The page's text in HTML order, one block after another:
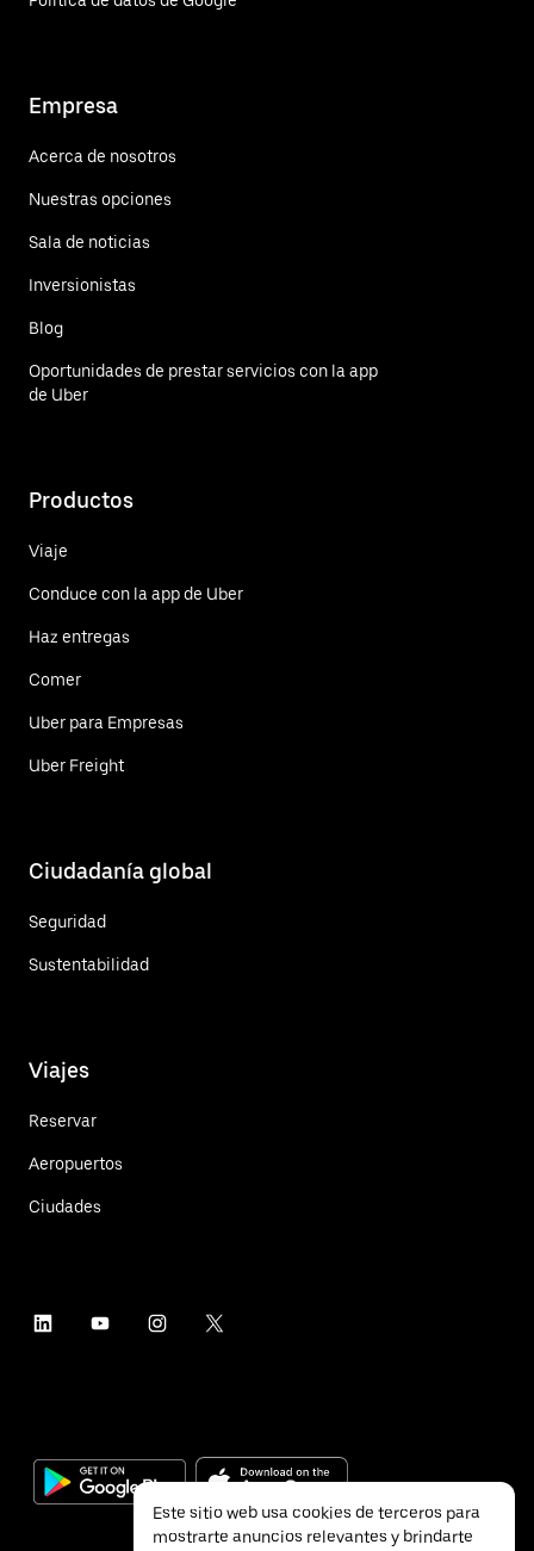
Empresa
Acerca de nosotros
Nuestras opciones
Sala de noticias
Inversionistas
Blog
Oportunidades de prestar servicios con la app
de Uber
Productos
Viaje
Conduce con la app de Uber
Haz entregas
Comer
Uber para Empresas
Uber Freight
Ciudadanía global
Seguridad
Sustentabilidad
Viajes
Reservar
Aeropuertos
Ciudades
Este sitio web usa cookies de terceros para
mostrarte anuncios relevantes y brindarte